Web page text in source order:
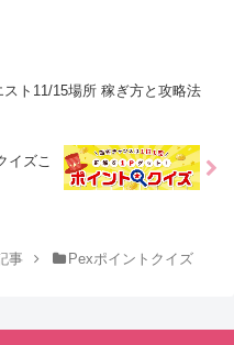
スト11/15場所 稼ぎ方と攻略法
イズこ
事 Pexポイントクイズ